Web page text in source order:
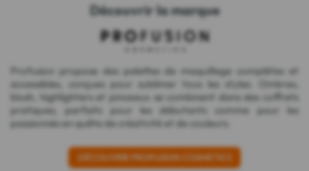
Découvrir la marque
Profusion propose des palettes de maquillage complètes et
accessibles, conçues pour sublimer tous les styles. Ombres,
blush, highlighters et pinceaux se combinent dans des coffrets
pratiques, parfaits pour les débutants comme pour les
passionnés en quête de créativité et de couleurs.
DÉCOUVRIR PROFUSION COSMETICS